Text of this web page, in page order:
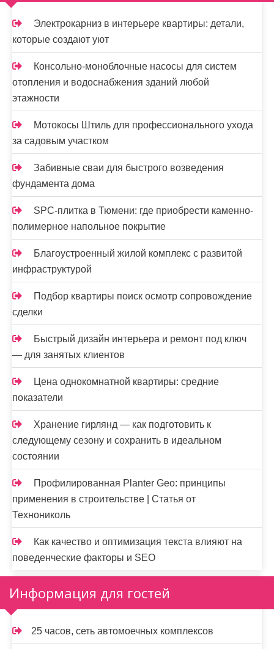
м
Электрокарниз в интерьере квартиры: детали,
которые создают уют
Консольно-моноблочные насосы для систем
отопления и водоснабжения зданий любой
этажности
Мотокосы Штиль для профессионального ухода
за садовым участком
Забивные сваи для быстрого возведения
фундамента дома
SPC-плитка в Тюмени: где приобрести каменно-
полимерное напольное покрытие
Благоустроенный жилой комплекс с развитой
инфраструктурой
Подбор квартиры поиск осмотр сопровождение
сделки
Быстрый дизайн интерьера и ремонт под ключ
— для занятых клиентов
Цена однокомнатной квартиры: средние
показатели
Хранение гирлянд — как подготовить к
следующему сезону и сохранить в идеальном
состоянии
Профилированная Planter Geo: принципы
применения в строительстве | Статья от
Технониколь
Как качество и оптимизация текста влияют на
поведенческие факторы и SEO
Информация для гостей
25 часов, сеть автомоечных комплексов